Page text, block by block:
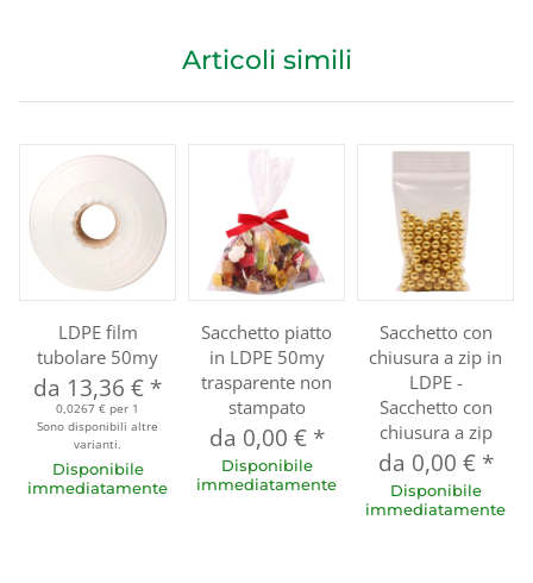
Articoli simili
LDPE film
tubolare 50my
da 13,36 € *
0,0267 € per 1
Sono disponibili altre
varianti.
Disponibile
immediatamente
Sacchetto piatto
in LDPE 50my
trasparente non
stampato
da 0,00 € *
Disponibile
immediatamente
Sacchetto con
chiusura a zip in
LDPE -
Sacchetto con
chiusura a zip
da 0,00 € *
Disponibile
immediatamente